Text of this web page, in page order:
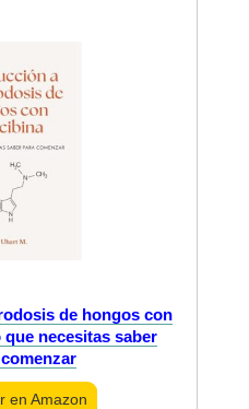
de hongos con
necesitas saber
en Amazon